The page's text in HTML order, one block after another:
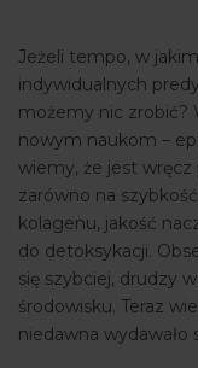
Jeżeli tempo, w
indywidualnych
możemy nic zrobić?
nowym naukom –
wiemy, że jest wręcz
zarówno na
kolagenu, jakość
do detoksykacji.
się szybciej, drudzy
środowisku. Teraz
niedawna wydawało